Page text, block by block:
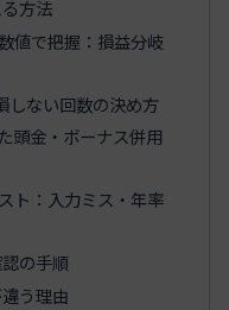
方法
値で把握：損益分岐
しない回数の決め方
頭金・ボーナス併用
ト：入力ミス・年率
の手順
う理由